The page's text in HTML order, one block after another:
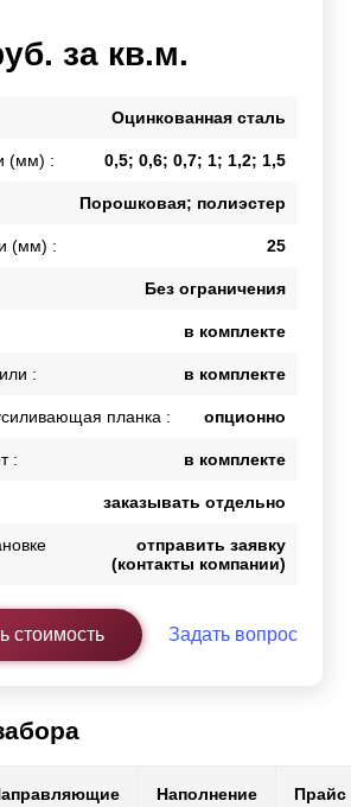
за кв.м.
Оцинкованная сталь
(мм) : 0,5; 0,6; 0,7; 1; 1,2; 1,5
Порошковая; полиэстер
(мм) : 25
Без ограничения
в комплекте
: в комплекте
планка : опционно
: в комплекте
заказывать отдельно
отправить заявку
(контакты компании)
стоимость Задать вопрос
Наполнение Прайс